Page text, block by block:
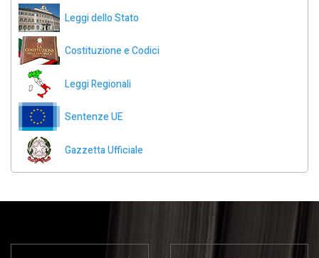
Leggi dello Stato
Costituzione e Codici
Leggi Regionali
Sentenze UE
Gazzetta Ufficiale